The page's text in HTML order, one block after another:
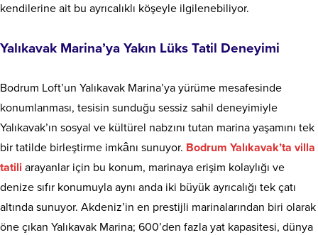
kendilerine ait bu ayrıcalıklı köşeyle ilgilenebiliyor.
Yalıkavak Marina’ya Yakın Lüks Tatil Deneyimi
Bodrum Loft’un Yalıkavak Marina’ya yürüme mesafesinde
konumlanması, tesisin sunduğu sessiz sahil deneyimiyle
Yalıkavak’ın sosyal ve kültürel nabzını tutan marina yaşamını tek
bir tatilde birleştirme imkânı sunuyor. Bodrum Yalıkavak’ta villa
tatili arayanlar için bu konum, marinaya erişim kolaylığı ve
denize sıfır konumuyla aynı anda iki büyük ayrıcalığı tek çatı
altında sunuyor. Akdeniz’in en prestijli marinalarından biri olarak
öne çıkan Yalıkavak Marina; 600’den fazla yat kapasitesi, dünya